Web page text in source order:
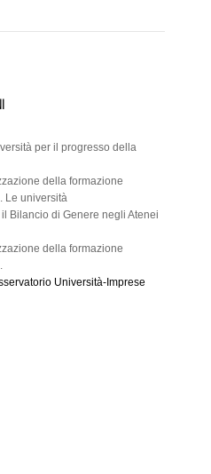
per il progresso della
della formazione
Le università
Bilancio di Genere negli Atenei
della formazione
Università-Imprese